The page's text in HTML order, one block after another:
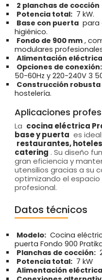
2 planchas de cocción
Potencia total: 7 kW.
Base con puerta para
higiénico.
Fondo de 900 mm ,
modulares
Alimentación
Opciones de conexión:
50-60Hz y 220-240V 3
Construcción robusta
hostelería.
Aplicaciones
La cocina eléctrica
base y puerta es
restaurantes,
catering . Su diseño
gran eficiencia y
utensilios gracias a su
optimizando el
profesional.
Datos técnicos
Modelo: Cocina
puerta Fondo 900
Planchas de cocción:
Potencia total: 7 kW
Alimentación